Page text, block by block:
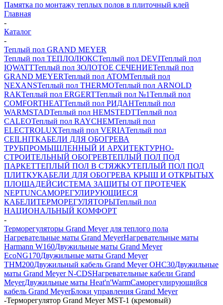
Памятка по монтажу теплых полов в плиточный клей
Главная
-
Каталог
-
Теплый пол GRAND MEYER
Теплый пол ТЕПЛОЛЮКСТеплый пол DEVIТеплый пол
IQWATTТеплый пол ЗОЛОТОЕ СЕЧЕНИЕТеплый пол
GRAND MEYERТеплый пол ATOMТеплый пол
NEXANSТеплый пол THERMOТеплый пол ARNOLD
RAKТеплый пол ERGERTТеплый пол №1Теплый пол
COMFORTHEATТеплый пол РИДАНТеплый пол
WARMSTADТеплый пол HEMSTEDTТеплый пол
CALEOТеплый пол RAYCHEMТеплый пол
ELECTROLUXТеплый пол VERIAТеплый пол
CEILHITКАБЕЛИ ДЛЯ ОБОГРЕВА
ТРУБПРОМЫШЛЕННЫЙ И АРХИТЕКТУРНО-
СТРОИТЕЛЬНЫЙ ОБОГРЕВТЕПЛЫЙ ПОЛ ПОД
ПАРКЕТТЕПЛЫЙ ПОЛ В СТЯЖКУТЕПЛЫЙ ПОЛ ПОД
ПЛИТКУКАБЕЛИ ДЛЯ ОБОГРЕВА КРЫШ И ОТКРЫТЫХ
ПЛОЩАДЕЙСИСТЕМА ЗАЩИТЫ ОТ ПРОТЕЧЕК
NEPTUNСАМОРЕГУЛИРУЮЩИЕСЯ
КАБЕЛИТЕРМОРЕГУЛЯТОРЫТеплый пол
НАЦИОНАЛЬНЫЙ КОМФОРТ
-
Терморегуляторы Grand Meyer для теплого пола
Нагревательные маты Grand MeyerНагревательные маты
Harmann W160Двужильные маты Grand Meyer
EcoNG170Двужильные маты Grand Meyer
THM200Двужильный кабель Grand Meyer OHC30Двужильные
маты Grand Meyer N-CDSНагревательные кабели Grand
MeyerДвужильные маты Heat'n'WarmСаморегулирующийся
кабель Grand MeyerБлоки управления Grand Meyer
-Терморегулятор Grand Meyer MST-1 (кремовый)